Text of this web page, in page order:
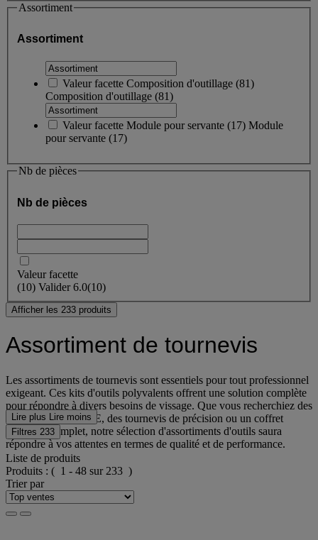
Assortiment
Assortiment
Valeur facette Composition d'outillage (81)
Composition d'outillage (81)
Valeur facette Module pour servante (17) Module
pour servante (17)
Nb de pièces
Nb de pièces
Valeur facette
(10) Valider6.0(10)
Afficher les 233 produits
Assortiment de tournevis
Les assortiments de tournevis sont essentiels pour tout professionnel
exigeant. Ces kits d'outils polyvalents offrent une solution complète
pour répondre à divers besoins de vissage. Que vous recherchiez des
tournevis isolés VDE, des tournevis de précision ou un coffret
tournevis complet, notre sélection d'assortiments d'outils saura
répondre à vos attentes en termes de qualité et de performance.
Lire plus Lire moins
Filtres 233
Liste de produits
Produits : ( 1 - 48 sur 233 )
Trier par